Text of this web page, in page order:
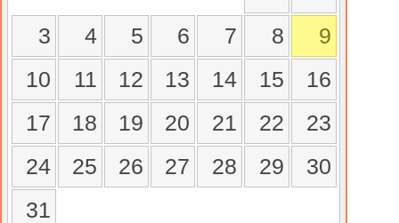
3
4 5 6 7 8
9
10
11 12 13 14 15
16
17
18 19 20 21 22
23
24
25 26 27 28 29
30
31